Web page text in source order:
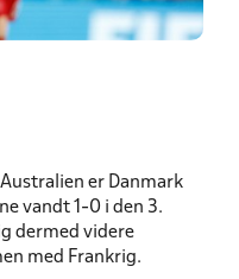
er Danmark
vandt 1-0 i den 3.
dermed videre
med Frankrig.